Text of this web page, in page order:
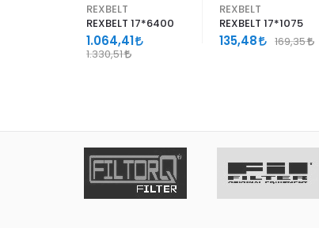
REXBELT
REXBELT 17*6400
1.064,41
1.330,51
REXBELT
REXBELT 17*1075
135,48 169,35